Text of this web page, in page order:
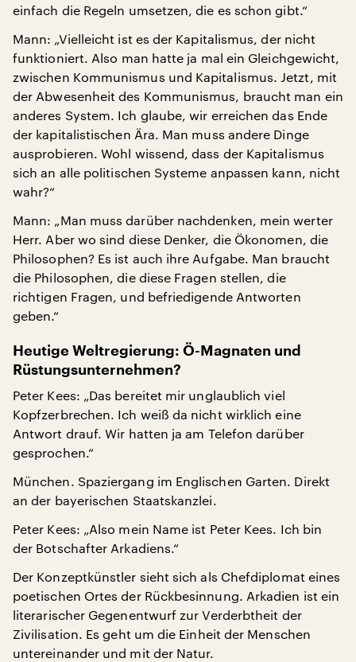
einfach die Regeln umsetzen, die es schon gibt.“
Mann: „Vielleicht ist es der Kapitalismus, der nicht
funktioniert. Also man hatte ja mal ein Gleichgewicht,
zwischen Kommunismus und Kapitalismus. Jetzt, mit
der Abwesenheit des Kommunismus, braucht man ein
anderes System. Ich glaube, wir erreichen das Ende
der kapitalistischen Ära. Man muss andere Dinge
ausprobieren. Wohl wissend, dass der Kapitalismus
sich an alle politischen Systeme anpassen kann, nicht
wahr?“
Mann: „Man muss darüber nachdenken, mein werter
Herr. Aber wo sind diese Denker, die Ökonomen, die
Philosophen? Es ist auch ihre Aufgabe. Man braucht
die Philosophen, die diese Fragen stellen, die
richtigen Fragen, und befriedigende Antworten
geben.“
Heutige Weltregierung: Ö-Magnaten und
Rüstungsunternehmen?
Peter Kees: „Das bereitet mir unglaublich viel
Kopfzerbrechen. Ich weiß da nicht wirklich eine
Antwort drauf. Wir hatten ja am Telefon darüber
gesprochen.“
München. Spaziergang im Englischen Garten. Direkt
an der bayerischen Staatskanzlei.
Peter Kees: „Also mein Name ist Peter Kees. Ich bin
der Botschafter Arkadiens.“
Der Konzeptkünstler sieht sich als Chefdiplomat eines
poetischen Ortes der Rückbesinnung. Arkadien ist ein
literarischer Gegenentwurf zur Verderbtheit der
Zivilisation. Es geht um die Einheit der Menschen
untereinander und mit der Natur.